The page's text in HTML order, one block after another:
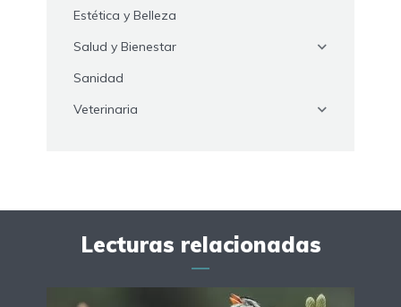
Estética y Belleza
Salud y Bienestar
Sanidad
Veterinaria
Lecturas relacionadas